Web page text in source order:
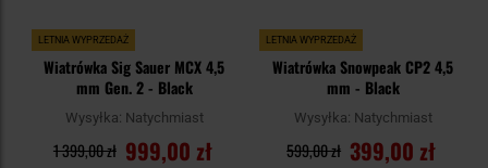
LETNIA WYPRZEDAŻ
Wiatrówka Sig Sauer MCX 4,5
mm Gen. 2 - Black
Wysyłka: Natychmiast
999,00 zł
1 399,00 zł
LETNIA WYPRZEDAŻ
Wiatrówka Snowpeak CP2 4,5
mm - Black
Wysyłka: Natychmiast
399,00 zł
599,00 zł